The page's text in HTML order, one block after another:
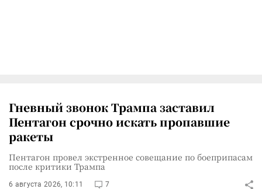
Гневный звонок Трампа заставил
Пентагон срочно искать пропавшие
ракеты
Пентагон провел экстренное совещание по боеприпасам
после критики Трампа
6 августа 2026, 10:11 7